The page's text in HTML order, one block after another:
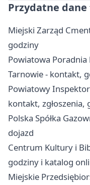
Przydatne
Miejski Zarząd
godziny
Powiatowa
Tarnowie - kontakt,
Powiatowy
kontakt, zgłoszenia,
Polska Spółka
dojazd
Centrum Kultury i
godziny i katalog
Miejskie